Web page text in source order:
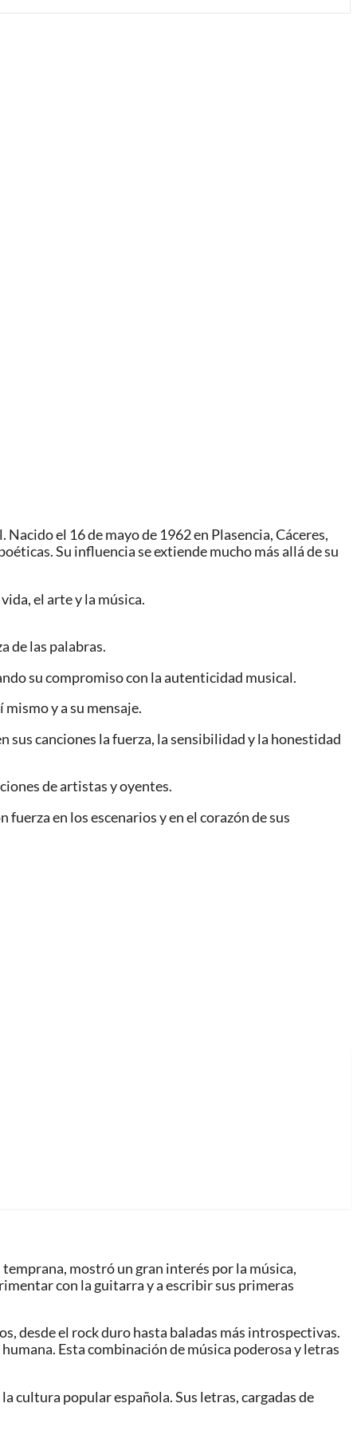
el 16 de mayo de 1962 en Plasencia, Cáceres,
Su influencia se extiende mucho más allá de su
el arte y la música.
de las palabras.
su compromiso con la autenticidad musical.
y a su mensaje.
sus canciones la fuerza, la sensibilidad y la honestidad
de artistas y oyentes.
en los escenarios y en el corazón de sus
mostró un gran interés por la música,
con la guitarra y a escribir sus primeras
desde el rock duro hasta baladas más introspectivas.
Esta combinación de música poderosa y letras
cultura popular española. Sus letras, cargadas de